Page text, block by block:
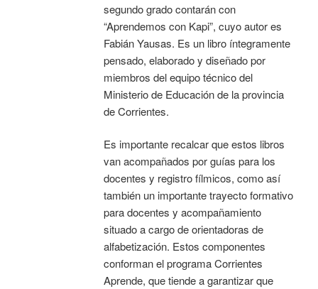
segundo grado contarán con
“Aprendemos con Kapi”, cuyo autor es
Fabián Yausas. Es un libro íntegramente
pensado, elaborado y diseñado por
miembros del equipo técnico del
Ministerio de Educación de la provincia
de Corrientes.
Es importante recalcar que estos libros
van acompañados por guías para los
docentes y registro fílmicos, como así
también un importante trayecto formativo
para docentes y acompañamiento
situado a cargo de orientadoras de
alfabetización. Estos componentes
conforman el programa Corrientes
Aprende, que tiende a garantizar que